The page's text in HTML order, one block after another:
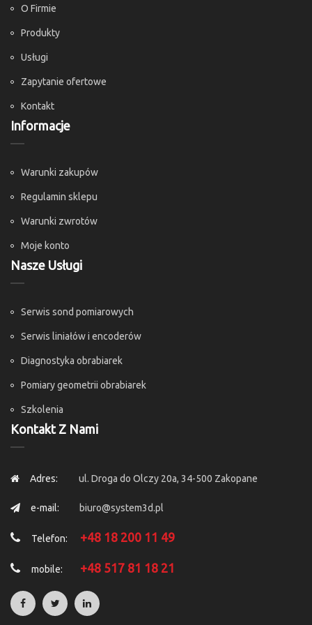
O Firmie
Produkty
Usługi
Zapytanie ofertowe
Kontakt
Informacje
Warunki zakupów
Regulamin sklepu
Warunki zwrotów
Moje konto
Nasze Usługi
Serwis sond pomiarowych
Serwis liniałów i encoderów
Diagnostyka obrabiarek
Pomiary geometrii obrabiarek
Szkolenia
Kontakt Z Nami
Adres: ul. Droga do Olczy 20a, 34-500 Zakopane
e-mail: biuro@system3d.pl
Telefon: +48 18 200 11 49
mobile: +48 517 81 18 21